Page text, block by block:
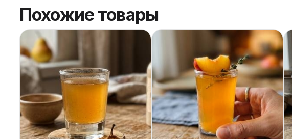
Похожие товары